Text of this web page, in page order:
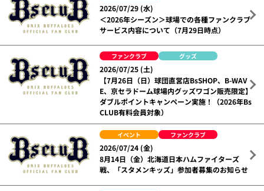
2026/07/29 (水)
＜2026年シーズン＞球場での各種ファンクラブ
サービス内容について（7月29日時点）
ファンクラブ グッズ
2026/07/25 (土)
【7月26日（日）球団直営店BsSHOP、B-WAV
E、京セラドーム球場内グッズワゴン販売限定】
ダブルポイントキャンペーン実施！（2026年Bs
CLUB有料会員対象）
イベント ファンクラブ
2026/07/24 (金)
8月14日（金）北海道日本ハムファイターズ
戦、「スタメンキッズ」参加者募集のお知らせ